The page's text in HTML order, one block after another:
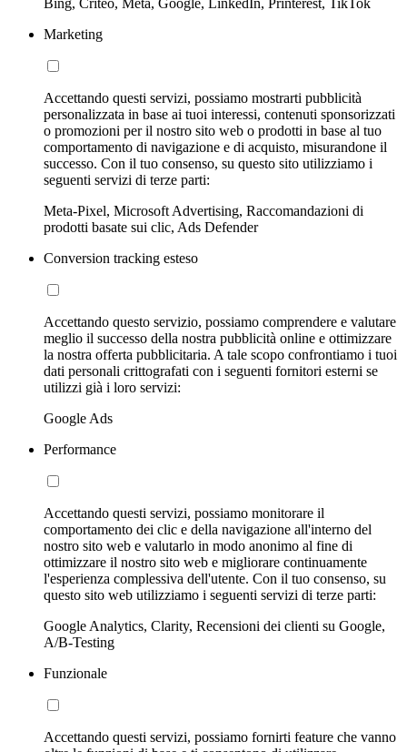
Marketing
Accettando questi servizi, possiamo mostrarti pubblicità
personalizzata in base ai tuoi interessi, contenuti sponsorizzati
o promozioni per il nostro sito web o prodotti in base al tuo
comportamento di navigazione e di acquisto, misurandone il
successo. Con il tuo consenso, su questo sito utilizziamo i
seguenti servizi di terze parti:
Meta-Pixel, Microsoft Advertising, Raccomandazioni di
prodotti basate sui clic, Ads Defender
Conversion tracking esteso
Accettando questo servizio, possiamo comprendere e valutare
meglio il successo della nostra pubblicità online e ottimizzare
la nostra offerta pubblicitaria. A tale scopo confrontiamo i tuoi
dati personali crittografati con i seguenti fornitori esterni se
utilizzi già i loro servizi:
Google Ads
Performance
Accettando questi servizi, possiamo monitorare il
comportamento dei clic e della navigazione all'interno del
nostro sito web e valutarlo in modo anonimo al fine di
ottimizzare il nostro sito web e migliorare continuamente
l'esperienza complessiva dell'utente. Con il tuo consenso, su
questo sito web utilizziamo i seguenti servizi di terze parti:
Google Analytics, Clarity, Recensioni dei clienti su Google,
A/B-Testing
Funzionale
Accettando questi servizi, possiamo fornirti feature che vanno